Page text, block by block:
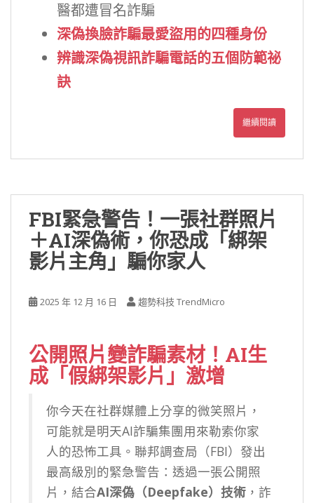
醫都遭冒名詐騙
深偽換臉詐騙最愛盜用的四種身份
辨識深偽視訊詐騙電話的五個防範祕
訣
繼續閱讀
FBI緊急警告！一張社群照片
＋AI深偽術，你恐成「綁架
影片主角」騙你家人
2025 年 12 月 16 日 趨勢科技 TrendMicro
公開照片變詐騙素材！AI生
成「假綁架影片」激增
你今天在社群媒體上分享的微笑照片，
可能就是明天AI詐騙集團用來勒索你家
人的恐怖工具。聯邦調查局（FBI）發出
最高級別的緊急警告：透過一張公開照
片，結合AI深偽（Deepfake）技術 ，詐